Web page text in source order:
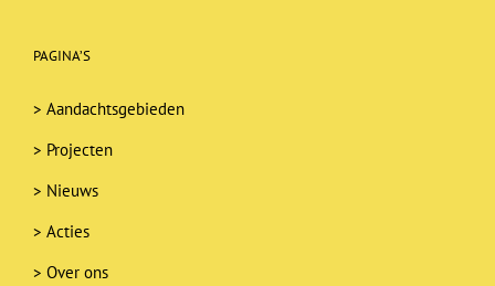
PAGINA’S
> Aandachtsgebieden
> Projecten
> Nieuws
> Acties
> Over ons